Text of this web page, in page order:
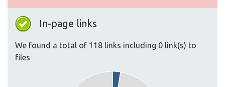
In-page links
We found a total of 118 links including 0 link(s) to
files